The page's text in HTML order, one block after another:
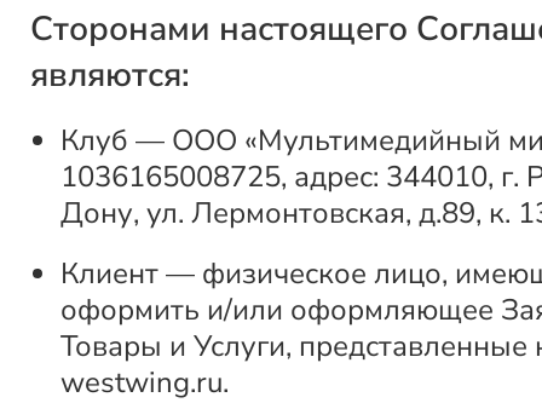
Сторонами настоящего
являются:
Клуб — ООО «Мультимедийный
1036165008725, адрес: 344010, г.
Дону, ул. Лермонтовская, д.89, к.
Клиент — физическое лицо,
оформить и/или оформляющее
Товары и Услуги, представленные
westwing.ru.